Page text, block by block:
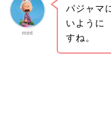
mint
パジャマ
いように
すね。